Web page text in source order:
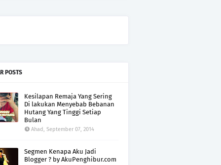
POSTS
Kesilapan Remaja Yang Sering
Di lakukan Menyebab Bebanan
Hutang Yang Tinggi Setiap
Bulan
Ahad, September 07, 2014
Segmen Kenapa Aku Jadi
Blogger ? by AkuPenghibur.com